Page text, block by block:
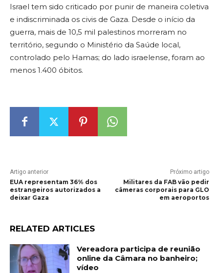
Israel tem sido criticado por punir de maneira coletiva
e indiscriminada os civis de Gaza. Desde o início da
guerra, mais de 10,5 mil palestinos morreram no
território, segundo o Ministério da Saúde local,
controlado pelo Hamas; do lado israelense, foram ao
menos 1.400 óbitos.
Artigo anterior
EUA representam 36% dos
estrangeiros autorizados a
deixar Gaza
Próximo artigo
Militares da FAB vão pedir
câmeras corporais para GLO
em aeroportos
RELATED ARTICLES
Vereadora participa de reunião
online da Câmara no banheiro;
vídeo